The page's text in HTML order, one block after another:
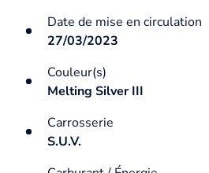
Date de mise en circulation
27/03/2023
Couleur(s)
Melting Silver III
Carrosserie
S.U.V.